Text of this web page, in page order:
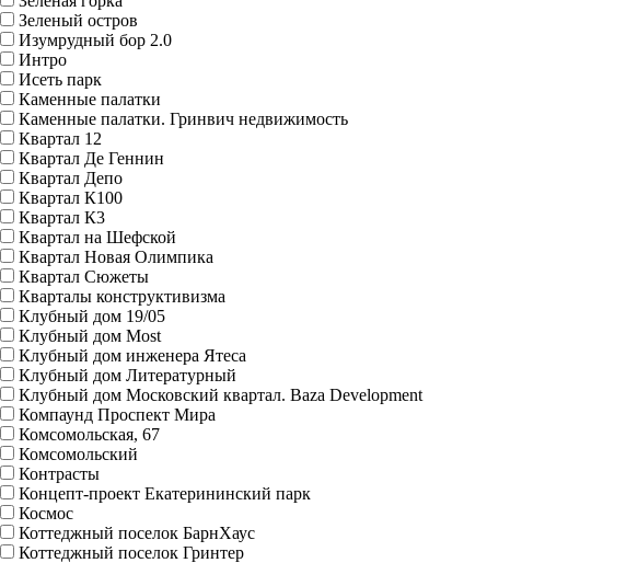
Зеленый остров
Изумрудный бор 2.0
Интро
Исеть парк
Каменные палатки
Каменные палатки. Гринвич недвижимость
Квартал 12
Квартал Де Геннин
Квартал Депо
Квартал К100
Квартал К3
Квартал на Шефской
Квартал Новая Олимпика
Квартал Сюжеты
Кварталы конструктивизма
Клубный дом 19/05
Клубный дом Most
Клубный дом инженера Ятеса
Клубный дом Литературный
Клубный дом Московский квартал. Baza Development
Компаунд Проспект Мира
Комсомольская, 67
Комсомольский
Контрасты
Концепт-проект Екатерининский парк
Космос
Коттеджный поселок БарнХаус
Коттеджный поселок Гринтер